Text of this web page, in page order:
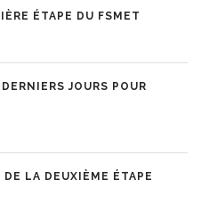
ÉTAPE DU FSMET
JOURS POUR
LA DEUXIÈME ÉTAPE